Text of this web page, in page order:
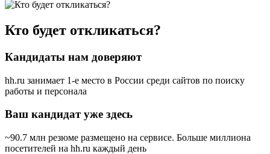
Кто будет откликаться?
Кандидаты нам доверяют
hh.ru занимает 1-е место в России среди сайтов по поиску
работы и персонала
Ваш кандидат уже здесь
~90.7 млн резюме размещено на сервисе. Больше миллиона
посетителей на hh.ru каждый день